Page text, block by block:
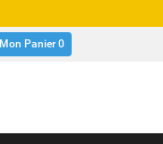
Mon Panier 0